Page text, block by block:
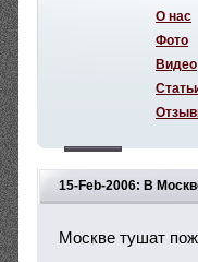
15-Feb-2006: В
Москве тушат
О нас
Фото
Видео